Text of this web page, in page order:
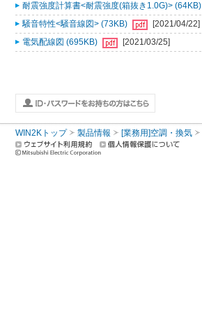
耐震強度計算書<耐震強度(箱抜き1.0G)> (64KB)
騒音特性<騒音線図> (73KB)
[2021/04/22]
電気配線図 (695KB)
[2021/03/25]
WIN2Kトップ 製品情報 [業務用]空調・換気